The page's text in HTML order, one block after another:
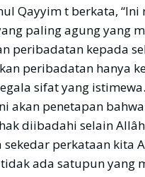
Qayyim t berkata, “Ini
paling agung yang
peribadatan kepada
peribadatan hanya
sifat yang
akan penetapan
diibadahi selain
perkataan kita
ada satupun yang